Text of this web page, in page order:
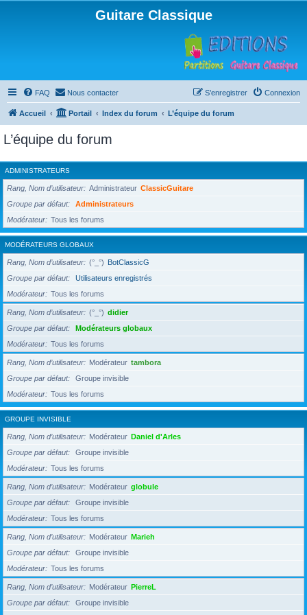
Guitare Classique
FAQ Nous contacter Connexion
S’enregistrer
Accueil Portail Index du forum L’équipe du forum
L’équipe du forum
ADMINISTRATEURS
Rang, Nom d’utilisateur Administrateur ClassicGuitare
Groupe par défaut
Administrateurs
Modérateur
Tous les forums
MODÉRATEURS GLOBAUX
Rang, Nom d’utilisateur (°_°) BotClassicG
Groupe par défaut
Utilisateurs enregistrés
Modérateur
Tous les forums
Rang, Nom d’utilisateur (°_°) didier
Groupe par défaut
Modérateurs globaux
Modérateur
Tous les forums
Rang, Nom d’utilisateur Modérateur tambora
Groupe par défaut
Groupe invisible
Modérateur
Tous les forums
GROUPE INVISIBLE
Rang, Nom d’utilisateur Modérateur Daniel d'Arles
Groupe par défaut
Groupe invisible
Modérateur
Tous les forums
Rang, Nom d’utilisateur Modérateur globule
Groupe par défaut
Groupe invisible
Modérateur
Tous les forums
Rang, Nom d’utilisateur Modérateur Marieh
Groupe par défaut
Groupe invisible
Modérateur
Tous les forums
Rang, Nom d’utilisateur Modérateur PierreL
Groupe par défaut
Groupe invisible